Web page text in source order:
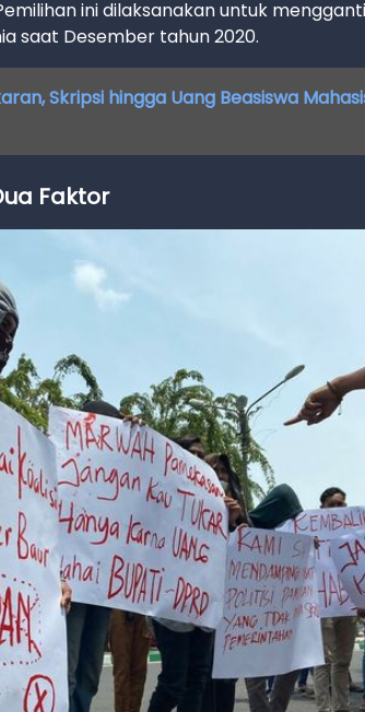
ini dilaksanakan untuk
saat Desember tahun 2020.
Skripsi hingga Uang Beasiswa
Faktor